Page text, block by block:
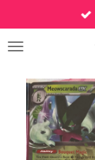
direct
naar
hoofdinhoud